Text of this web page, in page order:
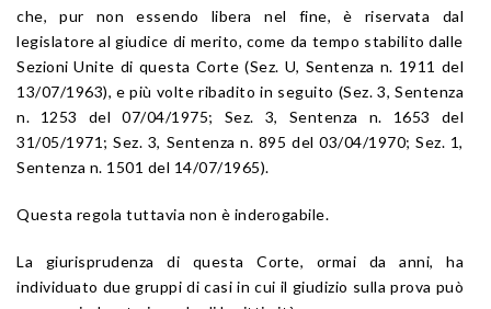
che, pur non essendo libera nel fine, è riservata dal
legislatore al giudice di merito, come da tempo stabilito dalle
Sezioni Unite di questa Corte (Sez. U, Sentenza n. 1911 del
13/07/1963), e più volte ribadito in seguito (Sez. 3, Sentenza
n. 1253 del 07/04/1975; Sez. 3, Sentenza n. 1653 del
31/05/1971; Sez. 3, Sentenza n. 895 del 03/04/1970; Sez. 1,
Sentenza n. 1501 del 14/07/1965).
Questa regola tuttavia non è inderogabile.
La giurisprudenza di questa Corte, ormai da anni, ha
individuato due gruppi di casi in cui il giudizio sulla prova può